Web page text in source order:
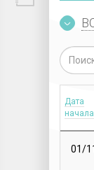
Дата
начала
01/